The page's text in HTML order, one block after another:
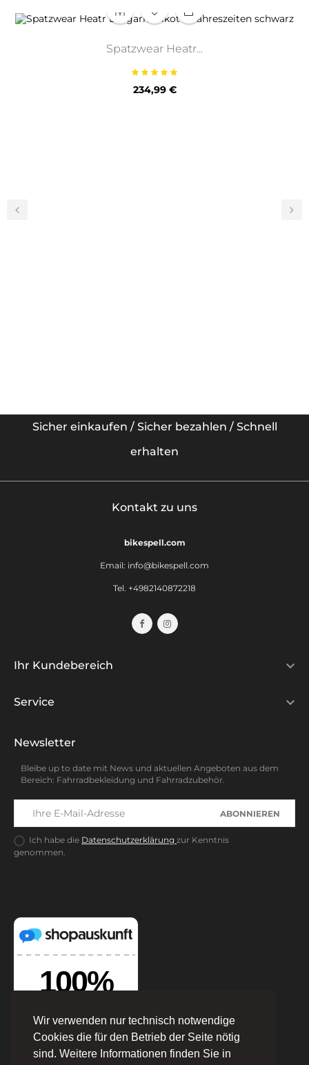
Wir verwenden nur technisch notwendige
Cookies die für den Betrieb der Seite nötig
sind. Weitere Informationen finden Sie in
Spatzwear Heatr...
Preis
234,99 €
Sicher einkaufen / Sicher bezahlen / Schnell
erhalten
Kontakt zu uns
bikespell.com
Email: info@bikespell.com
Tel. +4982140872218
Ihr Kundebereich 
Service 
Newsletter
Bleibe up to date mit News und aktuellen Angeboten aus dem
Bereich: Fahrradbekleidung und Fahrradzubehör.
ABONNIEREN
Ich habe die Datenschutzerklärung zur Kenntnis
genommen.